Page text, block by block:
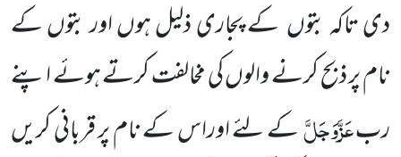
دی تاکہ بتوں کے پجاری ذلیل ہوں اور بتوں کے
نام پر ذبح کرنے والوں کی مخالفت کرتے ہوئے اپنے
ربعَزَّوَجَلَّکے لئے اوراس کے نام پر قربانی کریں